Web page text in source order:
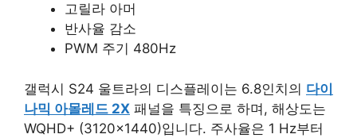
고릴라 아머
반사율 감소
PWM 주기 480Hz
갤럭시 S24 울트라의 디스플레이는 6.8인치의 다이
나믹 아몰레드 2X 패널을 특징으로 하며, 해상도는
WQHD+ (3120×1440)입니다. 주사율은 1 Hz부터